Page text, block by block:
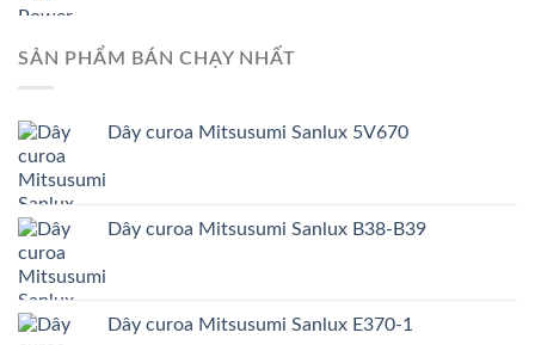
SẢN PHẨM BÁN CHẠY NHẤT
Dây curoa Mitsusumi Sanlux 5V670
Dây curoa Mitsusumi Sanlux B38-B39
Dây curoa Mitsusumi Sanlux E370-1